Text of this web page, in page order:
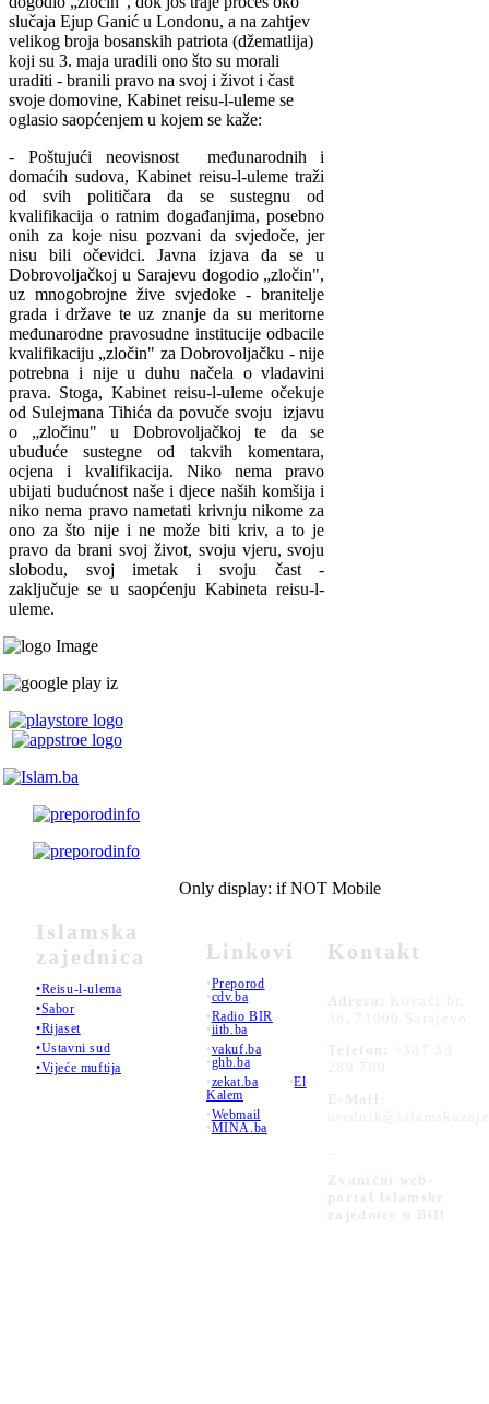
slučaja Ejup Ganić u Londonu, a na zahtjev
velikog broja bosanskih patriota (džematlija)
koji su 3. maja uradili ono što su morali
uraditi - branili pravo na svoj i život i čast
svoje domovine, Kabinet reisu-l-uleme se
oglasio saopćenjem u kojem se kaže:
- Poštujući neovisnost međunarodnih i
domaćih sudova, Kabinet reisu-l-uleme traži
od svih političara da se sustegnu od
kvalifikacija o ratnim događanjima, posebno
onih za koje nisu pozvani da svjedoče, jer
nisu bili očevidci. Javna izjava da se u
Dobrovoljačkoj u Sarajevu dogodio „zločin",
uz mnogobrojne žive svjedoke - branitelje
grada i države te uz znanje da su meritorne
međunarodne pravosudne institucije odbacile
kvalifikaciju „zločin" za Dobrovoljačku - nije
potrebna i nije u duhu načela o vladavini
prava. Stoga, Kabinet reisu-l-uleme očekuje
od Sulejmana Tihića da povuče svoju izjavu
o „zločinu" u Dobrovoljačkoj te da se
ubuduće sustegne od takvih komentara,
ocjena i kvalifikacija. Niko nema pravo
ubijati budućnost naše i djece naših komšija i
niko nema pravo nametati krivnju nikome za
ono za što nije i ne može biti kriv, a to je
pravo da brani svoj život, svoju vjeru, svoju
slobodu, svoj imetak i svoju čast -
zaključuje se u saopćenju Kabineta reisu-l-
uleme.
Islamska
zajednica
•Reisu-l-ulema
•Sabor
•Rijaset
•Ustavni sud
•Vijeće muftija
Only display: if NOT Mobile
Linkovi
•Preporod
•cdv.ba
•Radio BIR
•iitb.ba
•vakuf.ba
•ghb.ba
•zekat.ba •El
Kalem
•Webmail
•MINA.ba
Kontakt
Adresa:
Kovači br.
36, 71000 Sarajevo
Telefon:
+387 33
289 700
E-Mail:
Zvanični web-
portal Islamske
zajednice u BiH